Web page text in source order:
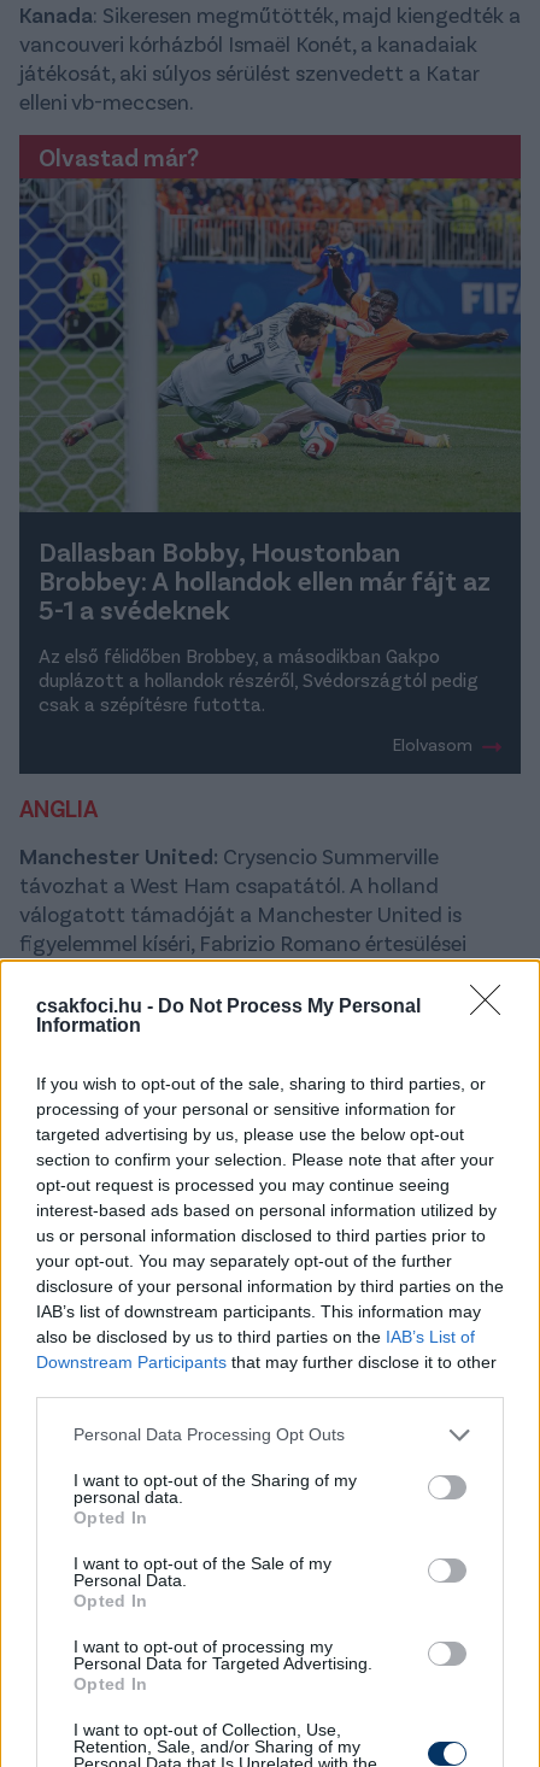
csakfoci.hu - Do Not Process My Personal
Information
If you wish to opt-out of the sale, sharing to third parties, or
processing of your personal or sensitive information for
targeted advertising by us, please use the below opt-out
section to confirm your selection. Please note that after your
opt-out request is processed you may continue seeing
interest-based ads based on personal information utilized by
us or personal information disclosed to third parties prior to
your opt-out. You may separately opt-out of the further
disclosure of your personal information by third parties on the
IAB’s list of downstream participants. This information may
also be disclosed by us to third parties on the IAB’s List of
Downstream Participants that may further disclose it to other
Please note that this website/app uses one or more Google
not limited to your visit or usage behaviour. You may click to
grant or deny consent to Google and its third-party tags to
use your data for below specified purposes in below Google
consent section.
Personal Data Processing Opt Outs
I want to opt-out of the Sharing of my
personal data.
Opted In
I want to opt-out of the Sale of my
Personal Data.
Opted In
I want to opt-out of processing my
Personal Data for Targeted Advertising.
Opted In
I want to opt-out of Collection, Use,
Retention, Sale, and/or Sharing of my
Personal Data that Is Unrelated with the
Kanada: Sikeresen megműtötték, majd kiengedték a
vancouveri kórházból Ismaël Konét, a kanadaiak
játékosát, aki súlyos sérülést szenvedett a Katar
elleni vb-meccsen.
Olvastad már?
Dallasban Bobby, Houstonban
Brobbey: A hollandok ellen már fájt az
5-1 a svédeknek
Az első félidőben Brobbey, a másodikban Gakpo
duplázott a hollandok részéről, Svédországtól pedig
csak a szépítésre futotta.
Elolvasom
ANGLIA
Manchester United: Crysencio Summerville
távozhat a West Ham csapatától. A holland
válogatott támadóját a Manchester United is
figyelemmel kíséri, Fabrizio Romano értesülései
mennyiért szerezhetik őt meg.
Manchester Unitedtől távozó Casemiro között arról,
hogy a brazil középpályás az MLS-be szerződjön.
Már csak az aláírások és a bejelentés van hátra.
(Fabrizio Romano)
Arsenal:Az angol bajnok kész 69 millió fontot
fizetni a Bajnokok Ligája-győztes Bradley Barcola
játékjogáért a PSG-nek.Barcolaa 2025/26-os
szezonban 49 mérkőzésen 13 gólt és hét gólpasszt
jegyzett, ezzel segítve a PSG-t a Bajnokok Ligája-
címvédésben, valamint a francia bajnoki cím
Ipswich Town:Gary O'Neil veheti át az angol klub
szerint a felek hamarosan aláírják a megállapodást,
így a Strasbourg megválhat edzőjétől.
Brighton:A Brighton 45 millió fontos ajánlatot tett
a Tottenham játékosáért, Luka Vuskovicért.
játékos szívesen költözne a déli partra.
Keiber Lamadrid leigazolását, aki a Deportivo La